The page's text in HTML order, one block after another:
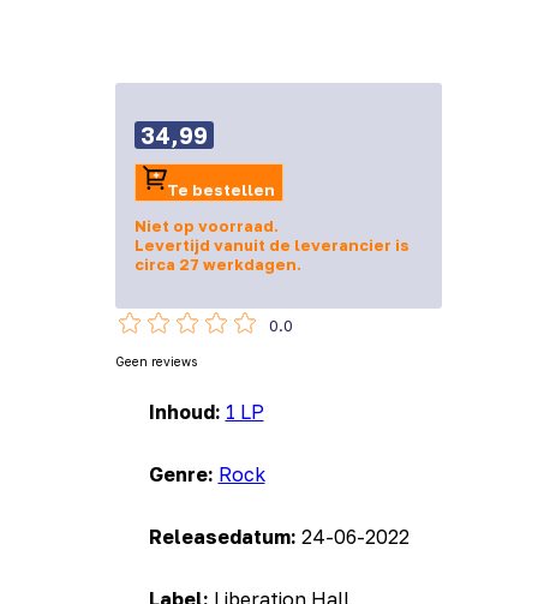
Inhoud: 1 LP
Genre: Rock
Releasedatum: 24-06-2022
34,99
Te bestellen
Niet op voorraad.
Levertijd vanuit de leverancier is
circa 27 werkdagen.
0.0
Geen reviews